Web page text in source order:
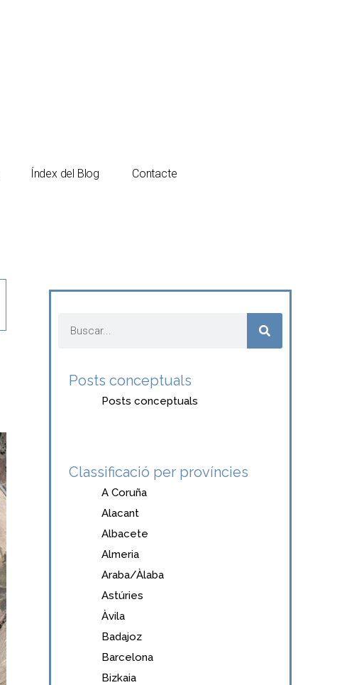
Índex del Blog Contacte
Posts conceptuals
Posts conceptuals
Classificació per províncies
A Coruña
Alacant
Albacete
Almeria
Araba/Àlaba
Astúries
Àvila
Badajoz
Barcelona
Bizkaia